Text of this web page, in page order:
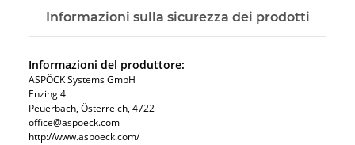
Informazioni sulla sicurezza dei prodotti
Informazioni del produttore:
ASPÖCK Systems GmbH
Enzing 4
Peuerbach, Österreich, 4722
office@aspoeck.com
http://www.aspoeck.com/